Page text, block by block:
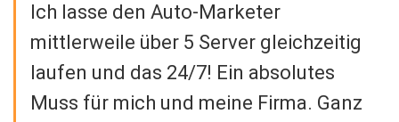
Ich lasse den Auto-Marketer
mittlerweile über 5 Server gleichzeitig
laufen und das 24/7! Ein absolutes
Muss für mich und meine Firma. Ganz